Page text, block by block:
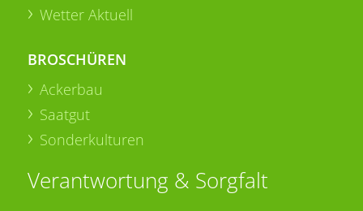
Wetter Aktuell
BROSCHÜREN
Ackerbau
Saatgut
Sonderkulturen
Verantwortung & Sorgfalt